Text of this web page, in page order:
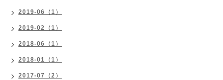
2019-06（1）
2019-02（1）
2018-06（1）
2018-01（1）
2017-07（2）